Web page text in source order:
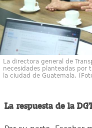
La directora general de
necesidades planteadas por
la ciudad de Guatemala.
La respuesta de la